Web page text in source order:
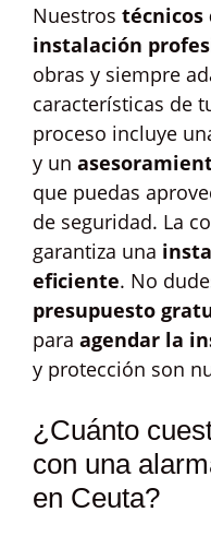
Nuestros técnicos
instalación
obras y siempre
características de
proceso incluye
y un
que puedas
de seguridad. La
garantiza una
eficiente. No
presupuesto
para agendar la
y protección son
¿Cuánto
con una
en Ceuta?